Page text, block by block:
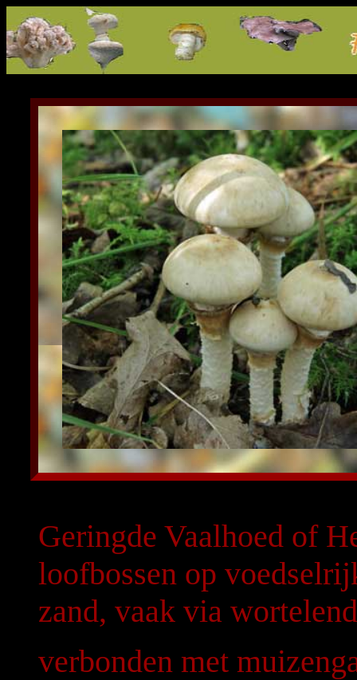
Geringde Vaalhoed of
loofbossen op
zand, vaak via
verbonden met